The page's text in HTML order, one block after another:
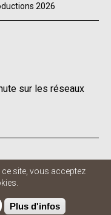
2026
sur les réseaux
site, vous acceptez
Plus d'infos